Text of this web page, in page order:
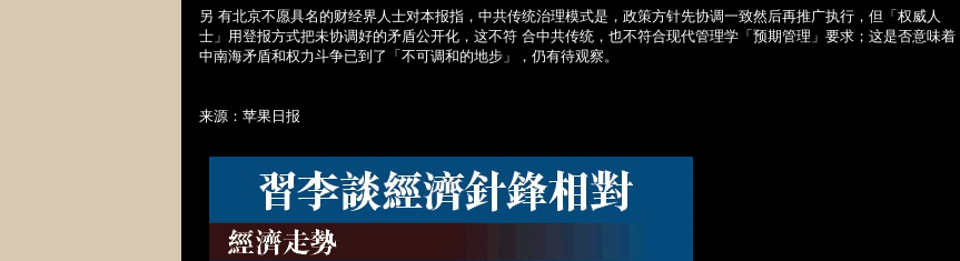
另 有北京不愿具名的财经界人士对本报指，中共传统治理模式是，政策方针先协调一致然后再推广执行，但「权威人
士」用登报方式把未协调好的矛盾公开化，这不符 合中共传统，也不符合现代管理学「预期管理」要求；这是否意味着
中南海矛盾和权力斗争已到了「不可调和的地步」，仍有待观察。
来源：苹果日报